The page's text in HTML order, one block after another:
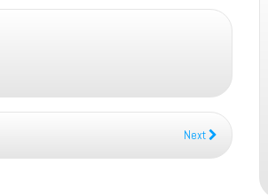
Next